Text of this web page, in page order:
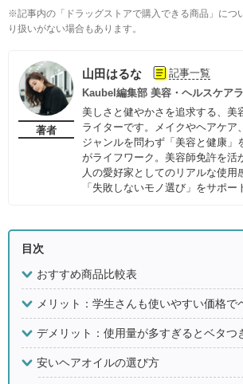
※記事内の「ドラッグストアで購入できる商品」につ
り扱いがない場合もあります。
著者
山田はるな
記事一覧
Kaubel編集部 美容・ヘルスケア
美しさと健やかさを追求する、美
ライターです。メイクやヘアケア
ジャンルを問わず「美容と健康」
がライフワーク。美容師免許を活
人の愛好家としてのリアルな使用
「失敗しないモノ選び」をサポー
目次
おすすめ商品比較表
メリット：学生さんも使いやすい価格で
デメリット：使用量が多すぎるとベタつ
安いヘアオイルの選び方